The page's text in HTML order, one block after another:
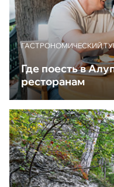
ГАСТРОНОМИЧЕСКИЙ
Где поесть в
ресторанам